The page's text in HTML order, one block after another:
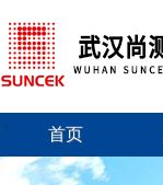
首页